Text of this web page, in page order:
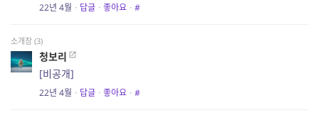
22년 4월 · 답글 · 좋아요 · #
소개장 (3)
청보리
[비공개]
22년 4월 · 답글 · 좋아요 · #